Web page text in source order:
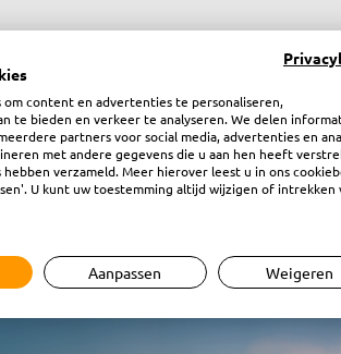
Synode Protestantse Kerk
om content en advertenties te personaliseren,
te bieden en verkeer te analyseren. We delen
partners voor social media, advertenties en
met andere gegevens die u aan hen heeft
hebben verzameld. Meer hierover leest u in ons
U kunt uw toestemming altijd wijzigen of intrekken
Aanpassen Weigeren